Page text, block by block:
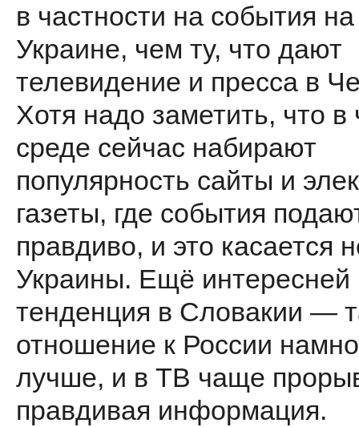
в частности на события на
Украине, чем ту, что дают
телевидение и пресса в
Хотя надо заметить, что в
среде сейчас набирают
популярность сайты и
газеты, где события
правдиво, и это касается
Украины. Ещё интересней
тенденция в Словакии —
отношение к России
лучше, и в ТВ чаще
правдивая информация.